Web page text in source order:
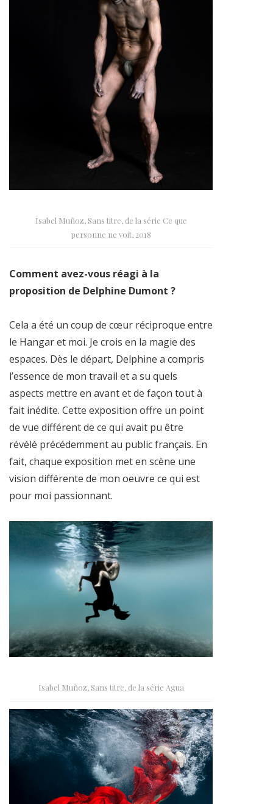
Isabel Muñoz, Sans titre, de la série Ce que
personne ne voit, 2018
Comment avez-vous réagi à la
proposition de Delphine Dumont ?
Cela a été un coup de cœur réciproque entre
le Hangar et moi. Je crois en la magie des
espaces. Dès le départ, Delphine a compris
l’essence de mon travail et a su quels
aspects mettre en avant et de façon tout à
fait inédite. Cette exposition offre un point
de vue différent de ce qui avait pu être
révélé précédemment au public français. En
fait, chaque exposition met en scène une
vision différente de mon oeuvre ce qui est
pour moi passionnant.
Isabel Muñoz, Sans titre, de la série Agua